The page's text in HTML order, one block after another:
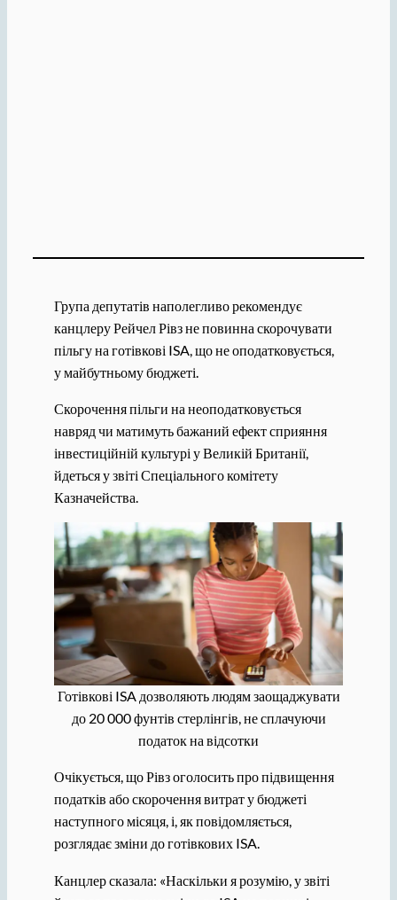
Група депутатів наполегливо рекомендує
канцлеру Рейчел Рівз не повинна скорочувати
пільгу на готівкові ISA, що не оподатковується,
у майбутньому бюджеті.
Скорочення пільги на неоподатковується
навряд чи матимуть бажаний ефект сприяння
інвестиційній культурі у Великій Британії,
йдеться у звіті Спеціального комітету
Казначейства.
Готівкові ISA дозволяють людям заощаджувати
до 20 000 фунтів стерлінгів, не сплачуючи
податок на відсотки
Очікується, що Рівз оголосить про підвищення
податків або скорочення витрат у бюджеті
наступного місяця, і, як повідомляється,
розглядає зміни до готівкових ISA.
Канцлер сказала: «Наскільки я розумію, у звіті